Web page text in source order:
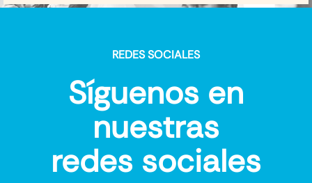
REDES SOCIALES
Síguenos en
nuestras
redes sociales